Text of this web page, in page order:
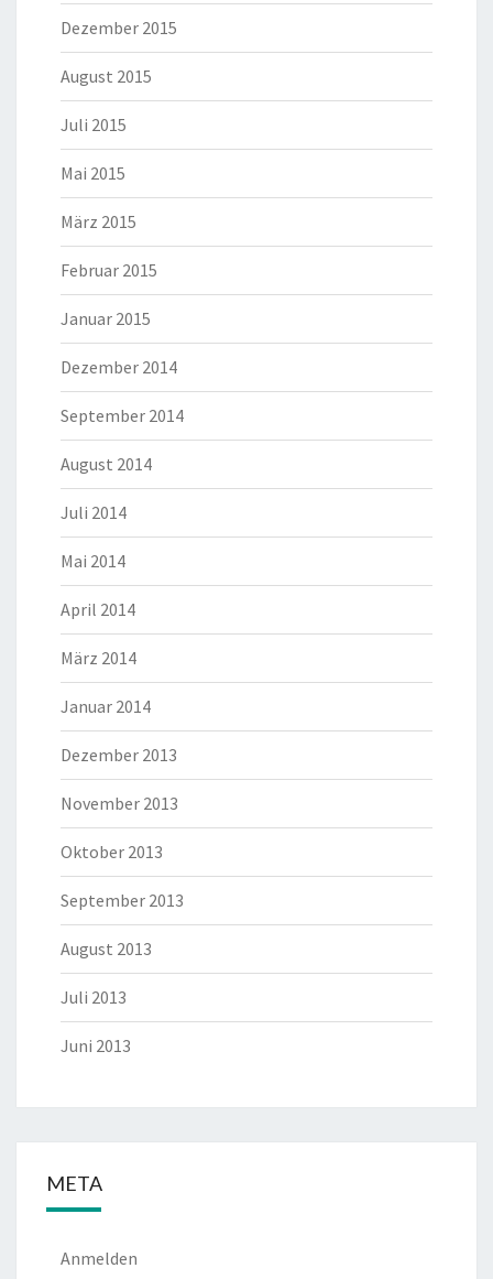
Dezember 2015
August 2015
Juli 2015
Mai 2015
März 2015
Februar 2015
Januar 2015
Dezember 2014
September 2014
August 2014
Juli 2014
Mai 2014
April 2014
März 2014
Januar 2014
Dezember 2013
November 2013
Oktober 2013
September 2013
August 2013
Juli 2013
Juni 2013
META
Anmelden